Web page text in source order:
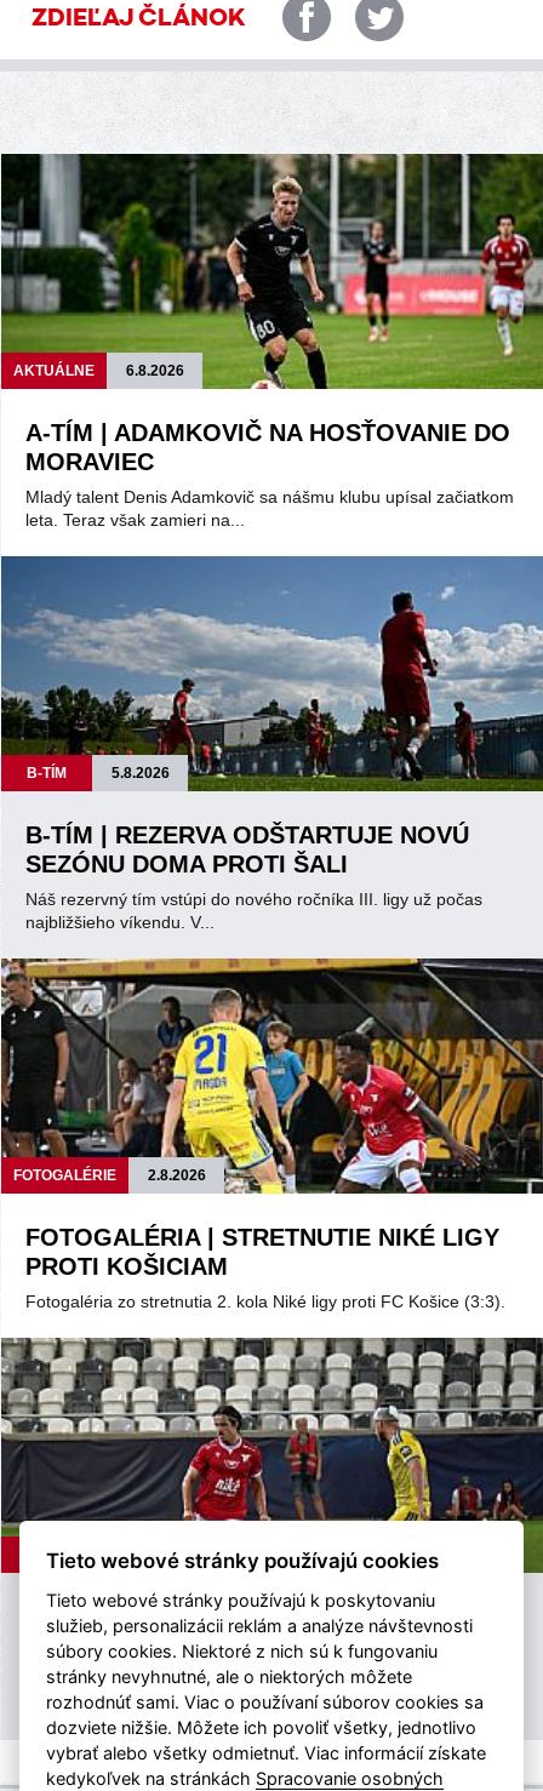
ZDIEĽAJ ČLÁNOK
AKTUÁLNE 6.8.2026
A-TÍM | ADAMKOVIČ NA HOSŤOVANIE DO
MORAVIEC
Mladý talent Denis Adamkovič sa nášmu klubu upísal začiatkom
leta. Teraz však zamieri na...
B-TÍM 5.8.2026
B-TÍM | REZERVA ODŠTARTUJE NOVÚ
SEZÓNU DOMA PROTI ŠALI
Náš rezervný tím vstúpi do nového ročníka III. ligy už počas
najbližšieho víkendu. V...
FOTOGALÉRIE 2.8.2026
FOTOGALÉRIA | STRETNUTIE NIKÉ LIGY
PROTI KOŠICIAM
Fotogaléria zo stretnutia 2. kola Niké ligy proti FC Košice (3:3).
ASTV 2.8.2026
ASTV | ZOSTRIH ZO ZÁPASU 2. KOLA
NIKÉ LIGY PROTI FC KOŠICE
ASTV vám prináša zostrih zo zápasu 2. kola Niké ligy proti FC
Košice (3:3).
Tieto webové stránky používajú cookies
Tieto webové stránky používajú k poskytovaniu
služieb, personalizácii reklám a analýze návštevnosti
súbory cookies. Niektoré z nich sú k fungovaniu
stránky nevyhnutné, ale o niektorých môžete
rozhodnúť sami. Viac o používaní súborov cookies sa
dozviete nižšie. Môžete ich povoliť všetky, jednotlivo
vybrať alebo všetky odmietnuť. Viac informácií získate
kedykoľvek na stránkách Spracovanie osobných